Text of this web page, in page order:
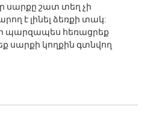
սարքը շատ տեղ չի
է լինել ձեռքի տակ:
պարզապես հեռացրեք
սարքի կողքին գտնվող